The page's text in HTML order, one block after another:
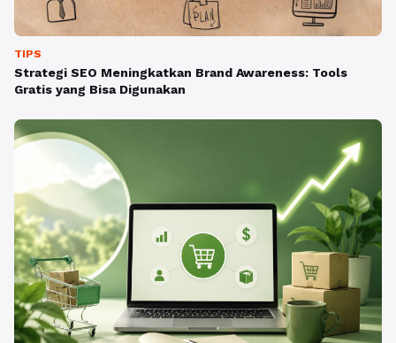
TIPS
Strategi SEO Meningkatkan Brand Awareness: Tools
Gratis yang Bisa Digunakan